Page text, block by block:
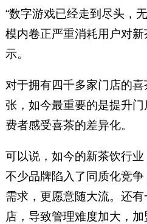
“数字游戏已经走到尽头，
模内卷正严重消耗用户对新
示。
对于拥有四千多家门店的
张，如今最重要的是提升
费者感受喜茶的差异化。
可以说，如今的新茶饮行业
不少品牌陷入了同质化竞
需求，更愿意随大流。还
店，导致管理难度加大，